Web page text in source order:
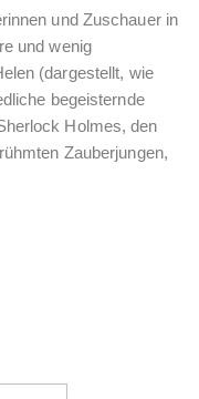
und Zuschauer in
und wenig
(dargestellt, wie
begeisternde
Holmes, den
Zauberjungen,